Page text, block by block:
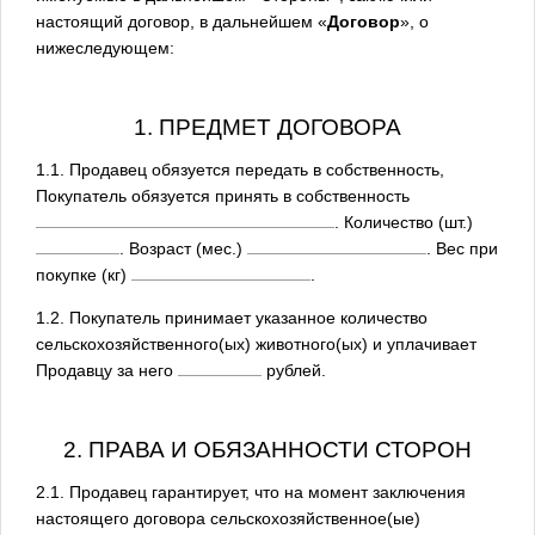
настоящий договор, в дальнейшем «Договор», о
нижеследующем:
1. ПРЕДМЕТ ДОГОВОРА
1.1. Продавец обязуется передать в собственность,
Покупатель обязуется принять в собственность
. Количество (шт.)
. Возраст (мес.)
. Вес при
покупке (кг)
1.2. Покупатель принимает указанное количество
сельскохозяйственного(ых) животного(ых) и уплачивает
Продавцу за него
рублей.
2. ПРАВА И ОБЯЗАННОСТИ СТОРОН
2.1. Продавец гарантирует, что на момент заключения
настоящего договора сельскохозяйственное(ые)